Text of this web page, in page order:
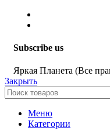
Subscribe us
Яркая Планета (Все
Закрыть
Меню
Категории